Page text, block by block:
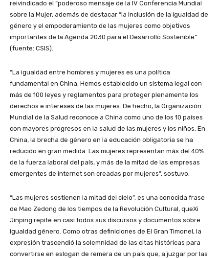
reivindicado el “poderoso mensaje de la IV Conferencia Mundial
sobre la Mujer, además de destacar “la inclusión de la igualdad de
género y el empoderamiento de las mujeres como objetivos
importantes de la Agenda 2030 para el Desarrollo Sostenible”
(fuente: CSIS).
“La igualdad entre hombres y mujeres es una política
fundamental en China. Hemos establecido un sistema legal con
más de 100 leyes y reglamentos para proteger plenamente los
derechos e intereses de las mujeres. De hecho, la Organización
Mundial de la Salud reconoce a China como uno de los 10 países
con mayores progresos en la salud de las mujeres y los niños. En
China, la brecha de género en la educación obligatoria se ha
reducido en gran medida. Las mujeres representan más del 40%
de la fuerza laboral del país, y más de la mitad de las empresas
emergentes de internet son creadas por mujeres”, sostuvo.
“Las mujeres sostienen la mitad del cielo”, es una conocida frase
de Mao Zedong de los tiempos de la Revolución Cultural, queXi
Jinping repite en casi todos sus discursos y documentos sobre
igualdad género. Como otras definiciones de El Gran Timonel, la
expresión trascendió la solemnidad de las citas históricas para
convertirse en eslogan de remera de un país que, a juzgar por las